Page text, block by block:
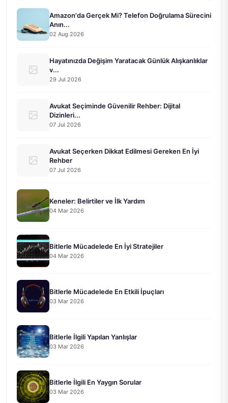
Amazon'da Gerçek Mi? Telefon Doğrulama Sürecini
Anın...
02 Aug 2026
Hayatınızda Değişim Yaratacak Günlük Alışkanlıklar
v...
29 Jul 2026
Avukat Seçiminde Güvenilir Rehber: Dijital
Dizinleri...
07 Jul 2026
Avukat Seçerken Dikkat Edilmesi Gereken En İyi
Rehber
07 Jul 2026
Keneler: Belirtiler ve İlk Yardım
04 Mar 2026
Bitlerle Mücadelede En İyi Stratejiler
04 Mar 2026
Bitlerle Mücadelede En Etkili İpuçları
03 Mar 2026
Bitlerle İlgili Yapılan Yanlışlar
03 Mar 2026
Bitlerle İlgili En Yaygın Sorular
03 Mar 2026